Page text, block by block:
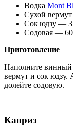
Водка Mont
Сухой
Сок юдзу —
Содовая —
Приготовление
Наполните винный
вермут и сок юдзу.
долейте содовую.
Каприз